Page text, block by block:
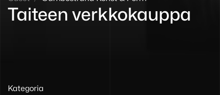
Taiteen verkkokauppa
Kategoria